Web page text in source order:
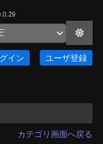
イン ユーザ登録
カテゴリ画面へ戻る